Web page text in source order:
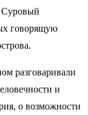
Суровый
говорящую
разговаривали
и
о возможности